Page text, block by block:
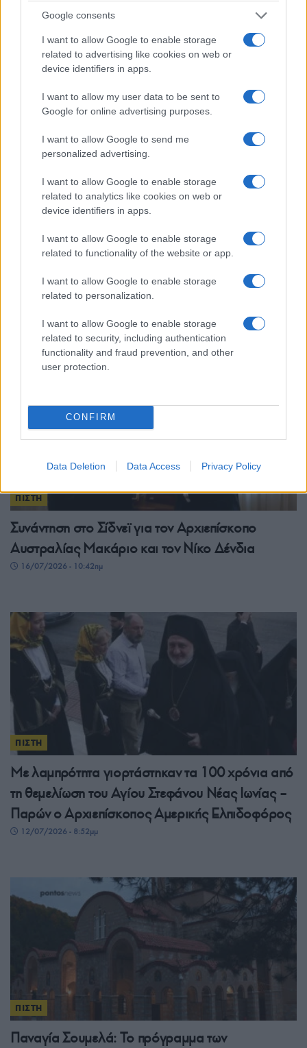
Google consents
I want to allow Google to enable storage
related to advertising like cookies on web or
device identifiers in apps.
I want to allow my user data to be sent to
Google for online advertising purposes.
I want to allow Google to send me
personalized advertising.
I want to allow Google to enable storage
related to analytics like cookies on web or
device identifiers in apps.
I want to allow Google to enable storage
related to functionality of the website or app.
I want to allow Google to enable storage
related to personalization.
I want to allow Google to enable storage
related to security, including authentication
functionality and fraud prevention, and other
user protection.
CONFIRM
Data Deletion Data Access Privacy Policy
Αγωνία για τους χριστιανούς στους Αγίους
Τόπους
21/07/2026 - 11:08μμ
Αγία Μαρίνα: Σήμερα η Εκκλησία τιμά τη
Μικρασιάτισσα παρθενομάρτυρα – Ο πατέρας
της την μίσησε γιατί έγινε χριστιανή
17/07/2026 - 11:27πμ
ΠΙΣΤΗ
Συνάντηση στο Σίδνεϊ για τον Αρχιεπίσκοπο
Αυστραλίας Μακάριο και τον Νίκο Δένδια
16/07/2026 - 10:42πμ
ΠΙΣΤΗ
Με λαμπρότητα γιορτάστηκαν τα 100 χρόνια από
τη θεμελίωση του Αγίου Στεφάνου Νέας Ιωνίας –
Παρών ο Αρχιεπίσκοπος Αμερικής Ελπιδοφόρος
12/07/2026 - 8:52μμ
ΠΙΣΤΗ
Παναγία Σουμελά: Το πρόγραμμα των